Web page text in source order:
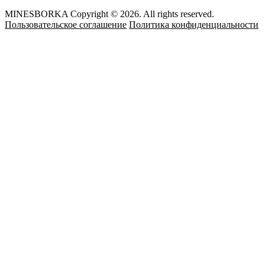
MINESBORKA Copyright © 2026. All rights reserved.
Пользовательское соглашение Политика конфиденциальности